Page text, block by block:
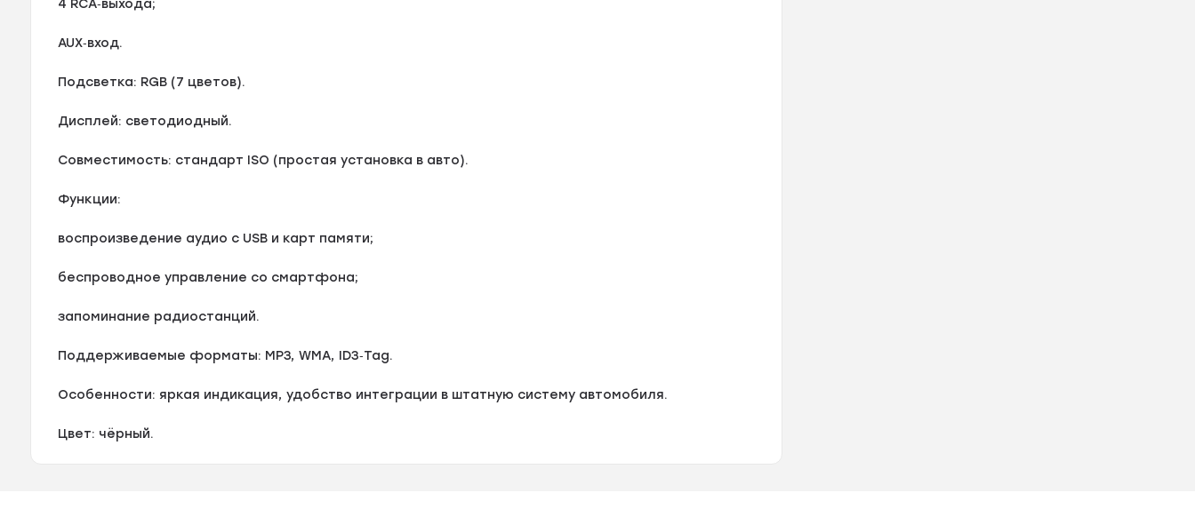
4 RCA‑выхода;
AUX‑вход.
Подсветка: RGB (7 цветов).
Дисплей: светодиодный.
Совместимость: стандарт ISO (простая установка в авто).
Функции:
воспроизведение аудио с USB и карт памяти;
беспроводное управление со смартфона;
запоминание радиостанций.
Поддерживаемые форматы: MP3, WMA, ID3‑Tag.
Особенности: яркая индикация, удобство интеграции в штатную систему автомобиля.
Цвет: чёрный.